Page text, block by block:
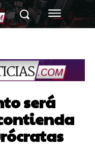
será